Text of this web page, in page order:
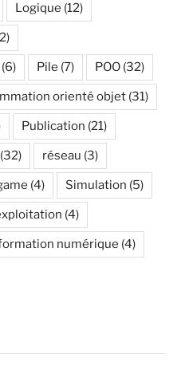
Logique (12)
(6) Pile (7) POO (32)
orienté objet (31)
Publication (21)
(32) réseau (3)
(4) Simulation (5)
(4)
numérique (4)